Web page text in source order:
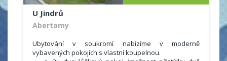
U Jindrů
Abertamy
Ubytování v soukromí nabízíme v moderně
vybavených pokojích s vlastní koupelnou.